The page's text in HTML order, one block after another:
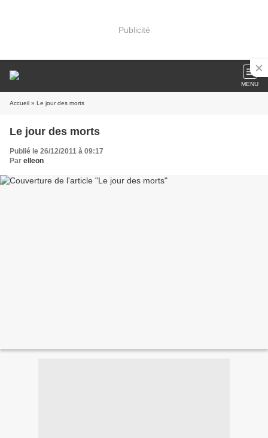
Publicité
MENU
Accueil » Le jour des morts
Le jour des morts
Publié le 26/12/2011 à 09:17
Par elleon